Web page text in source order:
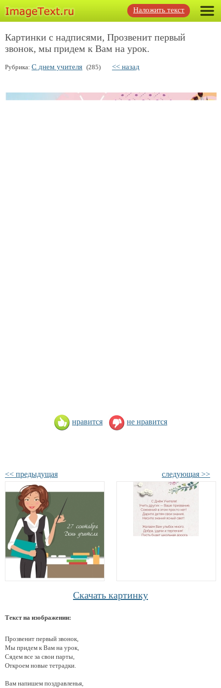
Наложить текст
Картинки с надписями, Прозвенит первый
звонок, мы придем к Вам на урок.
Рубрика: С днем учителя (285) << назад
нравится не нравится
<< предыдущая следующая >>
Скачать картинку
Текст на изображении:
Прозвенит первый звонок,
Мы придем к Вам на урок,
Сядем все за свои парты,
Откроем новые тетрадки.
Вам напишем поздравленья,